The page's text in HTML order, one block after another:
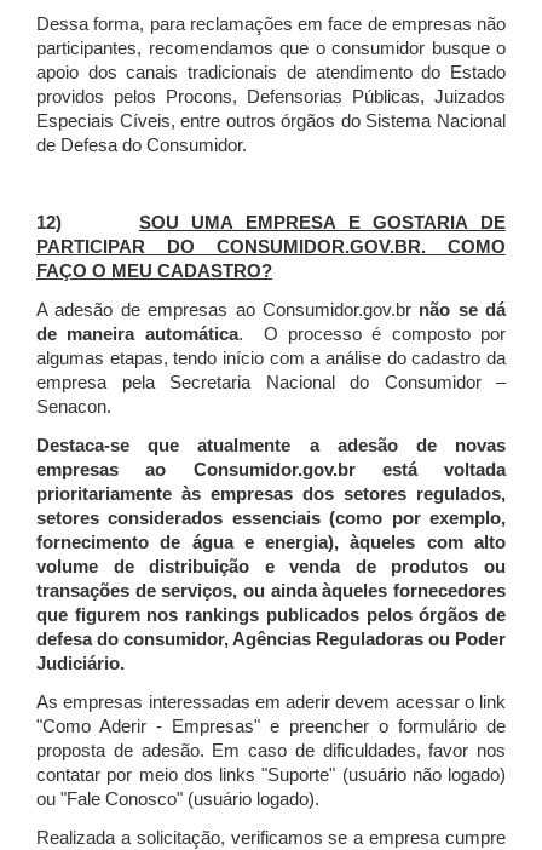
Dessa forma, para reclamações em face de empresas não
participantes, recomendamos que o consumidor busque o
apoio dos canais tradicionais de atendimento do Estado
providos pelos Procons, Defensorias Públicas, Juizados
Especiais Cíveis, entre outros órgãos do Sistema Nacional
de Defesa do Consumidor.
12) SOU UMA EMPRESA E GOSTARIA DE
PARTICIPAR DO CONSUMIDOR.GOV.BR. COMO
FAÇO O MEU CADASTRO?
A adesão de empresas ao Consumidor.gov.br não se dá
de maneira automática. O processo é composto por
algumas etapas, tendo início com a análise do cadastro da
empresa pela Secretaria Nacional do Consumidor –
Senacon.
Destaca-se que atualmente a adesão de novas
empresas ao Consumidor.gov.br está voltada
prioritariamente às empresas dos setores regulados,
setores considerados essenciais (como por exemplo,
fornecimento de água e energia), àqueles com alto
volume de distribuição e venda de produtos ou
transações de serviços, ou ainda àqueles fornecedores
que figurem nos rankings publicados pelos órgãos de
defesa do consumidor, Agências Reguladoras ou Poder
Judiciário.
As empresas interessadas em aderir devem acessar o link
"Como Aderir - Empresas" e preencher o formulário de
proposta de adesão. Em caso de dificuldades, favor nos
contatar por meio dos links "Suporte" (usuário não logado)
ou "Fale Conosco" (usuário logado).
Realizada a solicitação, verificamos se a empresa cumpre